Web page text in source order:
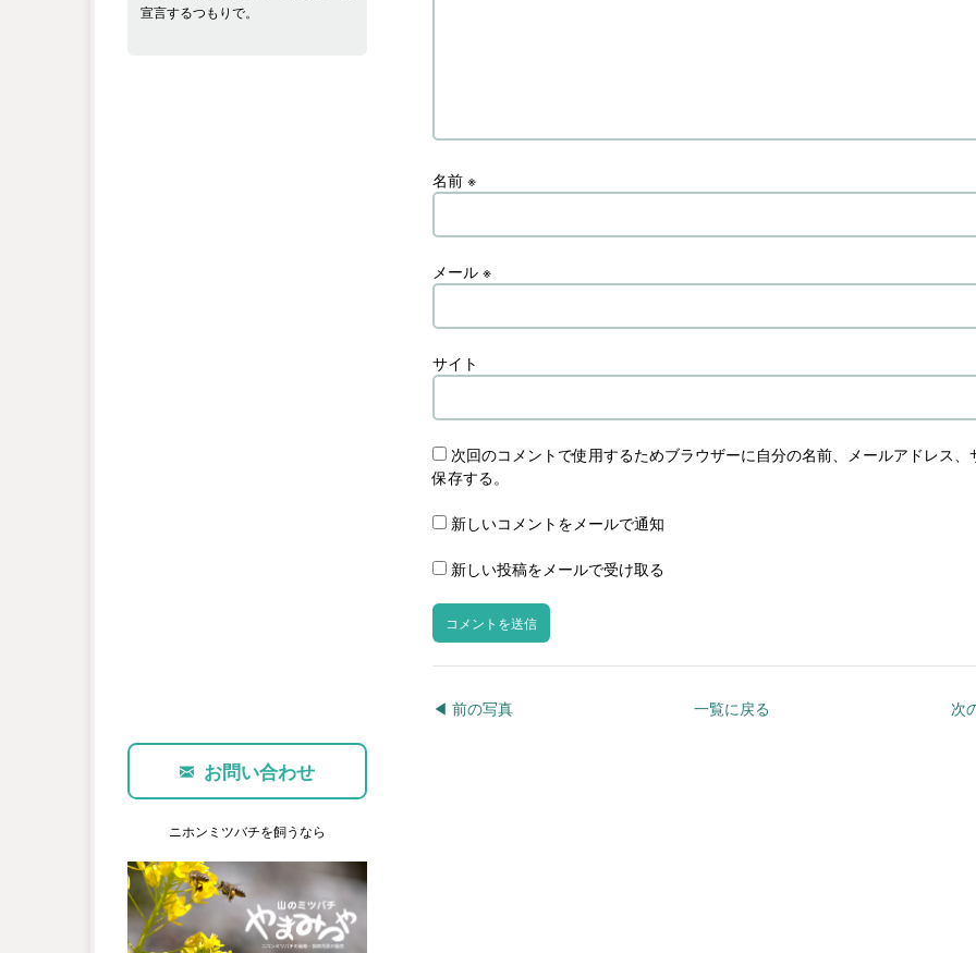
名前 ※
メール ※
サイト
次回のコメントで使用するためブラウザーに自分の名前、メールアドレス、
保存する。
新しいコメントをメールで通知
新しい投稿をメールで受け取る
◀︎ 前の写真 次
一覧に戻る
宣言するつもりで。
お問い合わせ
ニホンミツバチを飼うなら